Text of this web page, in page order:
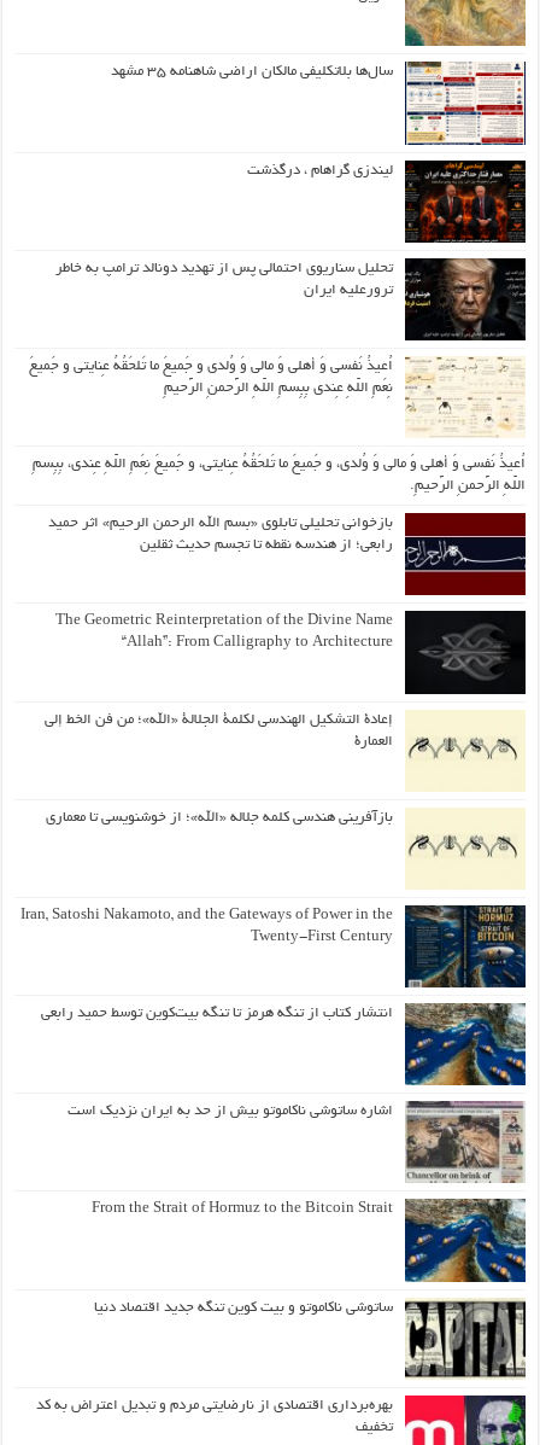
سال‌ها بلاتکلیفی مالکان اراضی شاهنامه ۳۵ مشهد
لیندزی گراهام ، درگذشت
تحلیل سناریوی احتمالی پس از تهدید دونالد ترامپ به خاطر
ترورعلیه ایران
اُعیذُ نَفسی وَ أهلی وَ مالی وَ وُلدی و جَمیعَ ما تَلحَقُهُ عِنایتی و جَمیعَ
نِعَمِ اللّهِ عِندی بِبِسمِ اللّهِ الرَّحمنِ الرَّحیمِ
اُعیذُ نَفسی وَ أهلی وَ مالی وَ وُلدی، و جَمیعَ ما تَلحَقُهُ عِنایتی، و جَمیعَ نِعَمِ اللّهِ عِندی، بِبِسمِ
اللّهِ الرَّحمنِ الرَّحیمِ.
بازخوانی تحلیلی تابلوی «بسم الله الرحمن الرحیم» اثر حمید
رابعی؛ از هندسه نقطه تا تجسم حدیث ثقلین
The Geometric Reinterpretation of the Divine Name
“Allah”: From Calligraphy to Architecture
إعادة التشكيل الهندسي لكلمة الجلالة «الله»؛ من فن الخط إلى
العمارة
بازآفرینی هندسی کلمه جلاله «الله»؛ از خوشنویسی تا معماری
Iran, Satoshi Nakamoto, and the Gateways of Power in the
Twenty-First Century
انتشار کتاب از تنگه هرمز تا تنگه بیت‌کوین توسط حمید رابعی
اشاره ساتوشی ناکاموتو بیش از حد به ایران نزدیک است
From the Strait of Hormuz to the Bitcoin Strait
ساتوشی ناکاموتو و بیت کوین تنگه جدید اقتصاد دنیا
بهره‌برداری اقتصادی از نارضایتی مردم و تبدیل اعتراض به کد
تخفیف